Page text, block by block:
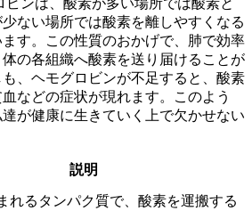
ビンは、酸素が多い場所では酸素と
ない場所では酸素を離しやすくなる
す。
この性質のおかげで、肺で効率
の各組織へ酸素を送り届けることが
、ヘモグロビンが不足すると、酸素
などの症状が現れます。このよう
が健康に生きていく上で欠かせない
説明
れるタンパク質で、酸素を運搬する